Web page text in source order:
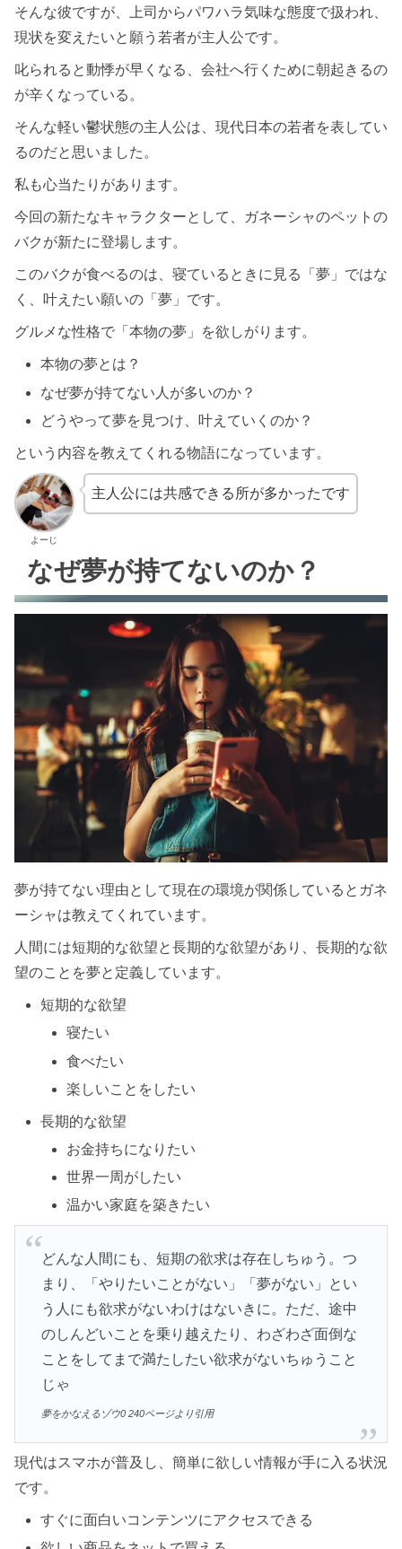
そんな彼ですが、上司からパワハラ気味な態度で扱われ、
現状を変えたいと願う若者が主人公です。
叱られると動悸が早くなる、会社へ行くために朝起きるの
が辛くなっている。
そんな軽い鬱状態の主人公は、現代日本の若者を表してい
るのだと思いました。
私も心当たりがあります。
今回の新たなキャラクターとして、ガネーシャのペットの
バクが新たに登場します。
このバクが食べるのは、寝ているときに見る「夢」ではな
く、叶えたい願いの「夢」です。
グルメな性格で「本物の夢」を欲しがります。
本物の夢とは？
なぜ夢が持てない人が多いのか？
どうやって夢を見つけ、叶えていくのか？
という内容を教えてくれる物語になっています。
よーじ
主人公には共感できる所が多かったです
なぜ夢が持てないのか？
夢が持てない理由として現在の環境が関係しているとガネ
ーシャは教えてくれています。
人間には短期的な欲望と長期的な欲望があり、長期的な欲
望のことを夢と定義しています。
短期的な欲望
寝たい
食べたい
楽しいことをしたい
長期的な欲望
お金持ちになりたい
世界一周がしたい
温かい家庭を築きたい
どんな人間にも、短期の欲求は存在しちゅう。つ
まり、「やりたいことがない」「夢がない」とい
う人にも欲求がないわけはないきに。ただ、途中
のしんどいことを乗り越えたり、わざわざ面倒な
ことをしてまで満たしたい欲求がないちゅうこと
じゃ
夢をかなえるゾウ0 240ページより引用
現代はスマホが普及し、簡単に欲しい情報が手に入る状況
です。
すぐに面白いコンテンツにアクセスできる